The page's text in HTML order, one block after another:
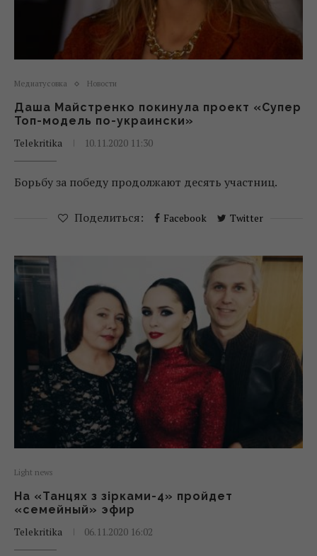
Медиатусовка Новости
Даша Майстренко покинула проект «Супер
Топ-модель по-украински»
Telekritika
10.11.2020 11:30
Борьбу за победу продолжают десять участниц.
Поделиться: Facebook Twitter
Light news
На «Танцях з зірками-4» пройдет
«семейный» эфир
Telekritika
06.11.2020 16:02